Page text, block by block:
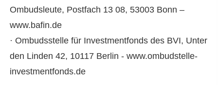
Ombudsleute, Postfach 13 08, 53003 Bonn –
www.bafin.de
· Ombudsstelle für Investmentfonds des BVI, Unter
den Linden 42, 10117 Berlin - www.ombudstelle-
investmentfonds.de